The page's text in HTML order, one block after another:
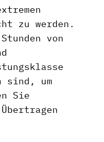
zu werden.
von
sind, um
Sie